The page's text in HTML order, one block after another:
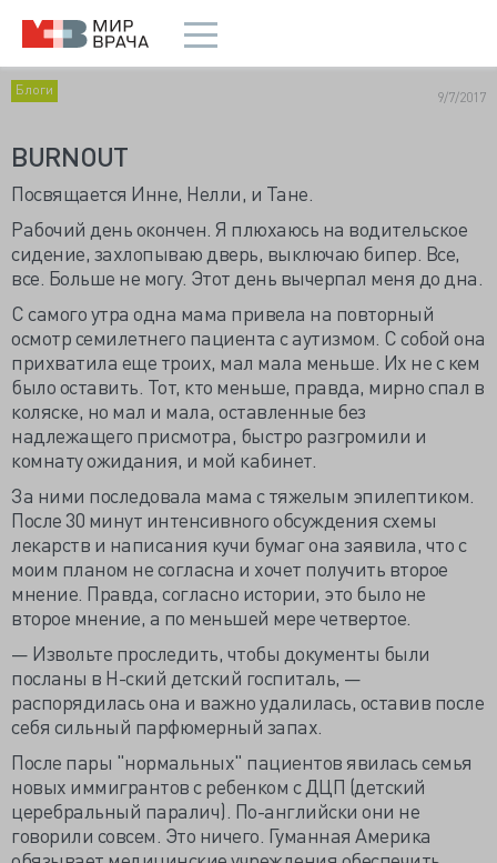
Блоги 9/7/2017
BURNOUT
Посвящается Инне, Нелли, и Тане.
Рабочий день окончен. Я плюхаюсь на водительское
сидение, захлопываю дверь, выключаю бипер. Все,
все. Больше не могу. Этот день вычерпал меня до дна.
С самого утра одна мама привела на повторный
осмотр семилетнего пациента с аутизмом. С собой она
прихватила еще троих, мал мала меньше. Их не с кем
было оставить. Тот, кто меньше, правда, мирно спал в
коляске, но мал и мала, оставленные без
надлежащего присмотра, быстро разгромили и
комнату ожидания, и мой кабинет.
За ними последовала мама с тяжелым эпилептиком.
После 30 минут интенсивного обсуждения схемы
лекарств и написания кучи бумаг она заявила, что с
моим планом не согласна и хочет получить второе
мнение. Правда, согласно истории, это было не
второе мнение, а по меньшей мере четвертое.
— Извольте проследить, чтобы документы были
посланы в Н-ский детский госпиталь, —
распорядилась она и важно удалилась, оставив после
себя сильный парфюмерный запах.
После пары "нормальных" пациентов явилась семья
новых иммигрантов с ребенком с ДЦП (детский
церебральный паралич). По-английски они не
говорили совсем. Это ничего. Гуманная Америка